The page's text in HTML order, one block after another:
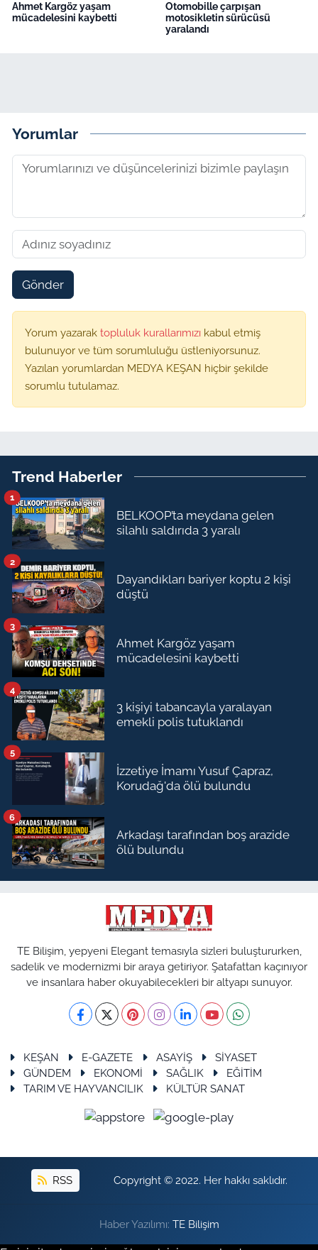
Ahmet Kargöz yaşam
mücadelesini kaybetti
Otomobille çarpışan
motosikletin sürücüsü
yaralandı
Yorumlar
Gönder
Yorum yazarak topluluk kurallarımızı kabul etmiş
bulunuyor ve tüm sorumluluğu üstleniyorsunuz.
Yazılan yorumlardan MEDYA KEŞAN hiçbir şekilde
sorumlu tutulamaz.
Trend Haberler
BELKOOP’ta meydana gelen
silahlı saldırıda 3 yaralı
1
Dayandıkları bariyer koptu 2 kişi
düştü
2
Ahmet Kargöz yaşam
mücadelesini kaybetti
3
3 kişiyi tabancayla yaralayan
emekli polis tutuklandı
4
İzzetiye İmamı Yusuf Çapraz,
Korudağ'da ölü bulundu
5
Arkadaşı tarafından boş arazide
ölü bulundu
6
TE Bilişim, yepyeni Elegant temasıyla sizleri buluştururken,
sadelik ve modernizmi bir araya getiriyor. Şatafattan kaçınıyor
ve insanlara haber okuyabilecekleri bir altyapı sunuyor.
KEŞAN E-GAZETE ASAYİŞ
SİYASET
GÜNDEM
EKONOMİ SAĞLIK
EĞİTİM
TARIM VE HAYVANCILIK
KÜLTÜR SANAT
RSS Copyright © 2022. Her hakkı saklıdır.
Haber Yazılımı: TE Bilişim